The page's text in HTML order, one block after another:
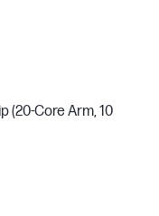
(20-Core Arm, 10